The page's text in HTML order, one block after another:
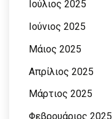
Ιούλιος 2025
Ιούνιος 2025
Μάιος 2025
Απρίλιος 2025
Μάρτιος 2025
Φεβρουάριος 2025